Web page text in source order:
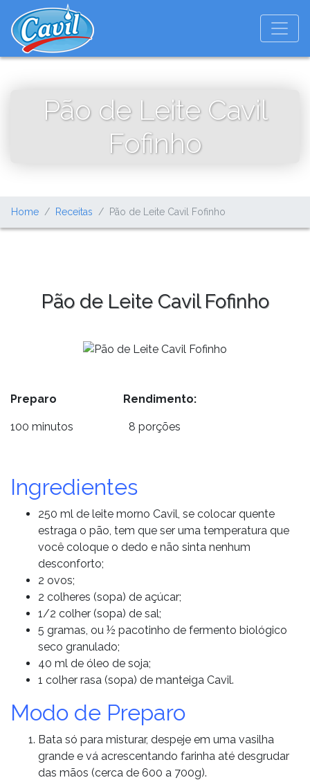
Pão de Leite Cavil
Fofinho
Home Receitas Pão de Leite Cavil Fofinho
Pão de Leite Cavil Fofinho
Preparo Rendimento:
100 minutos 8 porções
Ingredientes
250 ml de leite morno Cavil, se colocar quente
estraga o pão, tem que ser uma temperatura que
você coloque o dedo e não sinta nenhum
desconforto;
2 ovos;
2 colheres (sopa) de açúcar;
1/2 colher (sopa) de sal;
5 gramas, ou ½ pacotinho de fermento biológico
seco granulado;
40 ml de óleo de soja;
1 colher rasa (sopa) de manteiga Cavil.
Modo de Preparo
Bata só para misturar, despeje em uma vasilha
grande e vá acrescentando farinha até desgrudar
das mãos (cerca de 600 a 700g).